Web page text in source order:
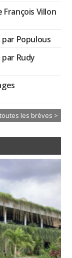
Villon
Populous
Rudy
les brèves >